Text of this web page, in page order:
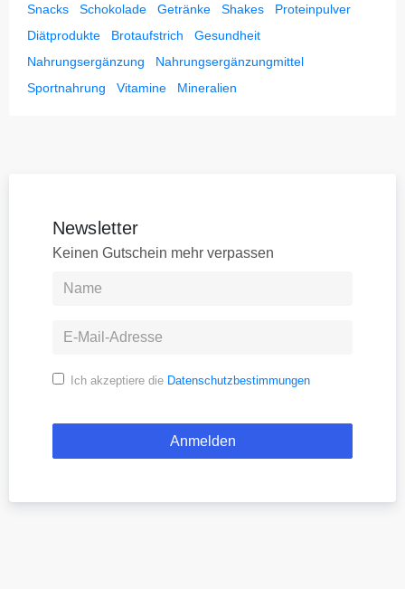
Snacks Schokolade Getränke Shakes
Proteinpulver
Diätprodukte
Brotaufstrich
Gesundheit
Nahrungsergänzung
Nahrungsergänzungmittel
Sportnahrung
Vitamine Mineralien
Newsletter
Keinen Gutschein mehr verpassen
Ich akzeptiere die Datenschutzbestimmungen